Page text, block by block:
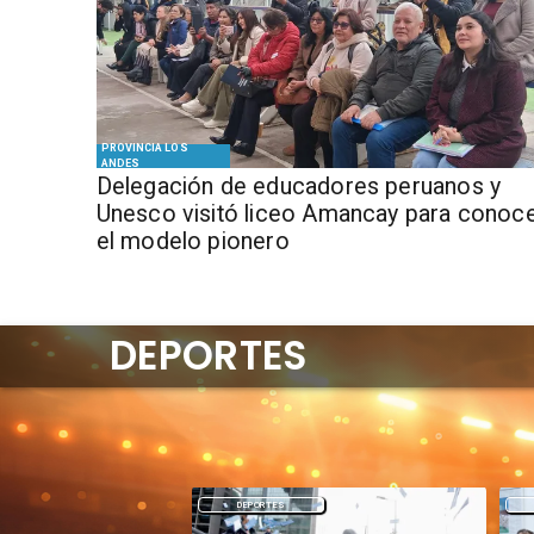
PROVINCIA LOS
ANDES
Delegación de educadores peruanos y
Unesco visitó liceo Amancay para
el modelo pionero
DEPORTES
DEPORTES